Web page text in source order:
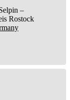
–
Rostock